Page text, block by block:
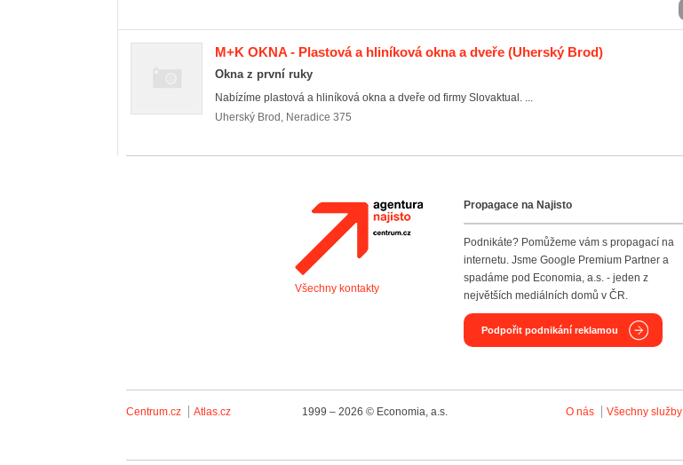
M+K OKNA - Plastová a hliníková okna a dveře (Uherský Brod)
Okna z první ruky
Nabízíme plastová a hliníková okna a dveře od firmy Slovaktual. ...
Uherský Brod , Neradice 375
Agentura Najisto
Všechny kontakty
Propagace na Najisto
Podnikáte? Pomůžeme vám s propagací na
internetu. Jsme Google Premium Partner a
spadáme pod Economia, a.s. - jeden z
největších mediálních domů v ČR.
Podpořit podnikání reklamou
Centrum.cz Atlas.cz 1999 – 2026 © Economia, a.s. O nás Všechny služby